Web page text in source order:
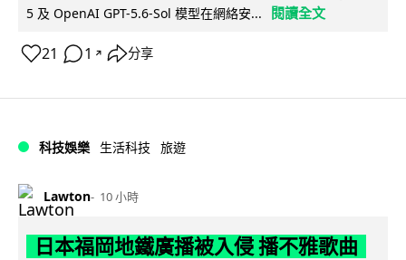
5 及 OpenAI GPT-5.6-Sol 模型在網絡安...
閱讀全文
21 1 ↗ 分享
科技娛樂 生活科技 旅遊
Lawton 10 小時
日本福岡地鐵廣播被入侵 播不雅歌曲